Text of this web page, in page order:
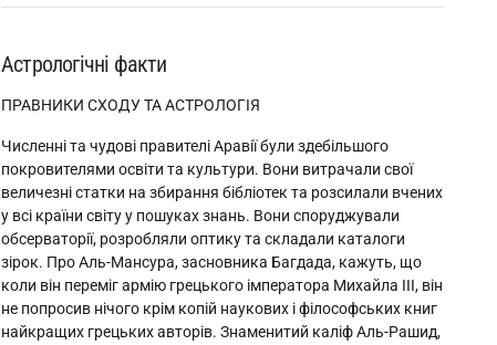
Астрологічні факти
ПРАВНИКИ СХОДУ ТА АСТРОЛОГІЯ
Численні та чудові правителі Аравії були здебільшого
покровителями освіти та культури. Вони витрачали свої
величезні статки на збирання бібліотек та розсилали вчених
у всі країни світу у пошуках знань. Вони споруджували
обсерваторії, розробляли оптику та складали каталоги
зірок. Про Аль-Мансура, засновника Багдада, кажуть, що
коли він переміг армію грецького імператора Михайла III, він
не попросив нічого крім копій наукових і філософських книг
найкращих грецьких авторів. Знаменитий каліф Аль-Рашид,